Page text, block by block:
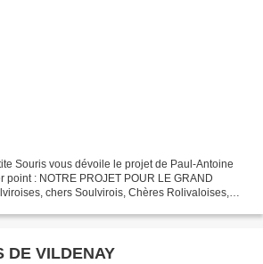
Souris vous dévoile le projet de Paul-Antoine
point : NOTRE PROJET POUR LE GRAND
chers Soulvirois, Chères Rolivaloises,
DE VILDENAY